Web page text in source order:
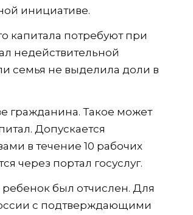
инициативе.
капитала потребуют при
недействительной
семья не выделила доли в
гражданина. Такое может
Допускается
в течение 10 рабочих
через портал госуслуг.
был отчислен. Для
с подтверждающими